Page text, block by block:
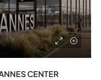
CENTER